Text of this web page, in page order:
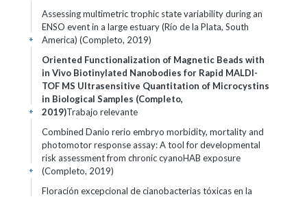
Assessing multimetric trophic state variability during an
ENSO event in a large estuary (Río de la Plata, South
America) (Completo, 2019)
+
Oriented Functionalization of Magnetic Beads with
in Vivo Biotinylated Nanobodies for Rapid MALDI-
TOF MS Ultrasensitive Quantitation of Microcystins
in Biological Samples (Completo,
2019)Trabajo relevante
+
Combined Danio rerio embryo morbidity, mortality and
photomotor response assay: A tool for developmental
risk assessment from chronic cyanoHAB exposure
(Completo, 2019)
+
Floración excepcional de cianobacterias tóxicas en la